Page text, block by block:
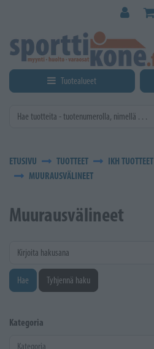
Tuotealueet
ETUSIVU TUOTTEET IKH TUOTTEET
MUURAUSVÄLINEET
Muurausvälineet
Kirjoita hakusana
Hae Tyhjennä haku
Kategoria